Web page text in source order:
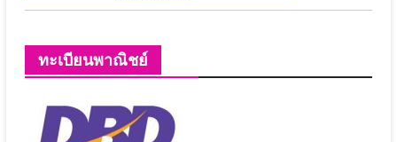
ทะเบียนพาณิชย์